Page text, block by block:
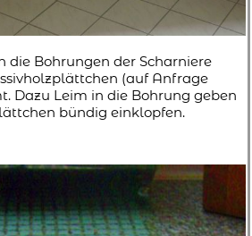
die Bohrungen der Scharniere
(auf Anfrage
Dazu Leim in die Bohrung geben
bündig einklopfen.